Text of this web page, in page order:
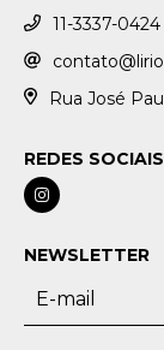
11-3337-0424
Rua José
REDES SOCIAIS
NEWSLETTER